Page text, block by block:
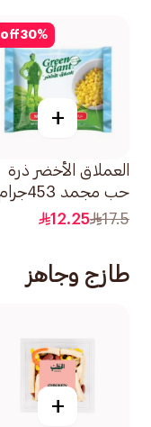
30%
off
+
العملاق الأخضر ذرة
حب مجمد 453جرام
17.5
12.25
طازج وجاهز
+